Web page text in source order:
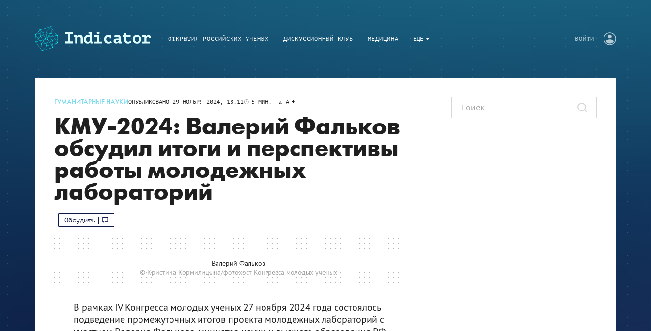
ЕЩЁ
ОТКРЫТИЯ РОССИЙСКИХ УЧЕНЫХ ДИСКУССИОННЫЙ КЛУБ МЕДИЦИНА ВОЙТИ
ГУМАНИТАРНЫЕ НАУКИОПУБЛИКОВАНО 29 НОЯБРЯ 2024, 18:11 5 МИН. a A
КМУ-2024: Валерий Фальков
обсудил итоги и перспективы
работы молодежных
лабораторий
Обсудить
Валерий Фальков
© Кристина Кормилицына/фотохост Конгресса молодых учёных
В рамках IV Конгресса молодых ученых 27 ноября 2024 года состоялось
подведение промежуточных итогов проекта молодежных лабораторий с